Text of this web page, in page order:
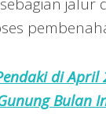
di April
Bulan